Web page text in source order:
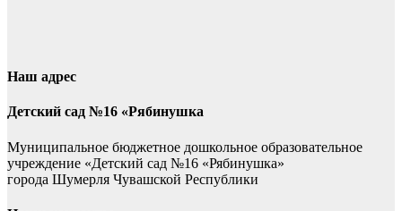
Наш адрес
Детский сад №16 «Рябинушка
Муниципальное бюджетное дошкольное образовательное
учреждение «Детский сад №16 «Рябинушка»
города Шумерля Чувашской Республики